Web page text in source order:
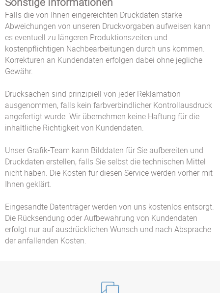
Falls die von Ihnen eingereichten Druckdaten starke
Abweichungen von unseren Druckvorgaben aufweisen kann
es eventuell zu längeren Produktionszeiten und
kostenpflichtigen Nachbearbeitungen durch uns kommen.
Korrekturen an Kundendaten erfolgen dabei ohne jegliche
Gewähr.
Drucksachen sind prinzipiell von jeder Reklamation
ausgenommen, falls kein farbverbindlicher Kontrollausdruck
angefertigt wurde. Wir übernehmen keine Haftung für die
inhaltliche Richtigkeit von Kundendaten.
Unser Grafik-Team kann Bilddaten für Sie aufbereiten und
Druckdaten erstellen, falls Sie selbst die technischen Mittel
nicht haben. Die Kosten für diesen Service werden vorher mit
Ihnen geklärt.
Eingesandte Datenträger werden von uns kostenlos entsorgt.
Die Rücksendung oder Aufbewahrung von Kundendaten
erfolgt nur auf ausdrücklichen Wunsch und nach Absprache
der anfallenden Kosten.